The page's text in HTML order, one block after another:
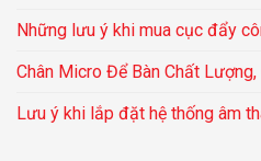
Những lưu ý khi mua cục đẩy
Chân Micro Để Bàn Chất Lượng,
Lưu ý khi lắp đặt hệ thống âm